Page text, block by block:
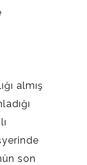
almış
son